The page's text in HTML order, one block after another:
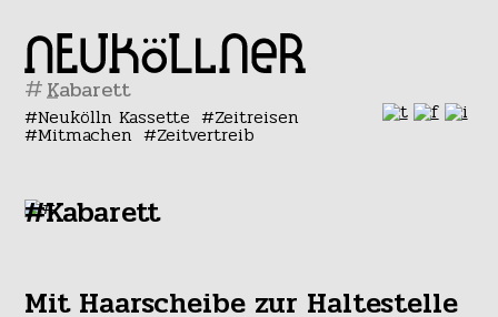
#
Neukölln Kassette Zeitreisen
Mitmachen Zeitvertreib
#Kabarett
Mit Haarscheibe zur Haltestelle